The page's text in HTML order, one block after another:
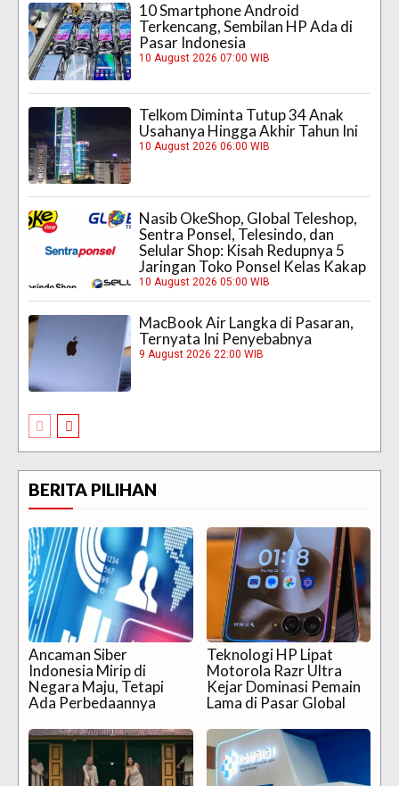
10 Smartphone Android
Terkencang, Sembilan HP Ada di
Pasar Indonesia
10 August 2026 07:00 WIB
Telkom Diminta Tutup 34 Anak
Usahanya Hingga Akhir Tahun Ini
10 August 2026 06:00 WIB
Nasib OkeShop, Global Teleshop,
Sentra Ponsel, Telesindo, dan
Selular Shop: Kisah Redupnya 5
Jaringan Toko Ponsel Kelas Kakap
10 August 2026 05:00 WIB
MacBook Air Langka di Pasaran,
Ternyata Ini Penyebabnya
9 August 2026 22:00 WIB
BERITA PILIHAN
Ancaman Siber
Indonesia Mirip di
Negara Maju, Tetapi
Ada Perbedaannya
Teknologi HP Lipat
Motorola Razr Ultra
Kejar Dominasi Pemain
Lama di Pasar Global